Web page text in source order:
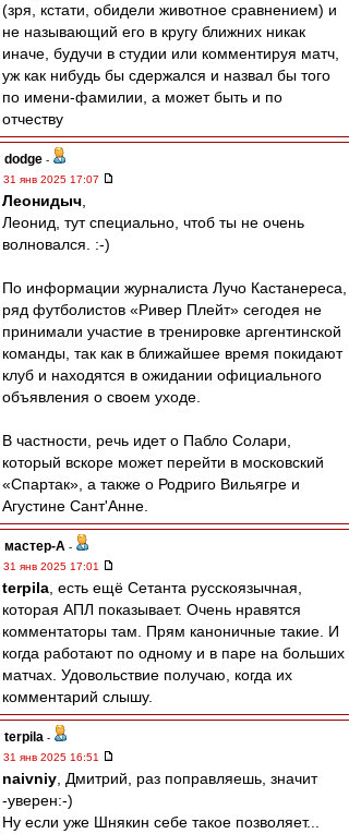
(зря, кстати, обидели животное сравнением) и
не называющий его в кругу ближних никак
иначе, будучи в студии или комментируя матч,
уж как нибудь бы сдержался и назвал бы того
по имени-фамилии, а может быть и по
отчеству
dodge -
31 янв 2025 17:07
Леонидыч
Леонид, тут специально, чтоб ты не очень
волновался. :-)
По информации журналиста Лучо Кастанереса,
ряд футболистов «Ривер Плейт» сегодея не
принимали участие в тренировке аргентинской
команды, так как в ближайшее время покидают
клуб и находятся в ожидании официального
объявления о своем уходе.
В частности, речь идет о Пабло Солари,
который вскоре может перейти в московский
«Спартак», а также о Родриго Вильягре и
Агустине Сант'Анне.
мастер-А -
31 янв 2025 17:01
terpila , есть ещё Сетанта русскоязычная,
которая АПЛ показывает. Очень нравятся
комментаторы там. Прям каноничные такие. И
когда работают по одному и в паре на больших
матчах. Удовольствие получаю, когда их
комментарий слышу.
terpila -
31 янв 2025 16:51
naivniy , Дмитрий, раз поправляешь, значит
-уверен:-)
Ну если уже Шнякин себе такое позволяет...